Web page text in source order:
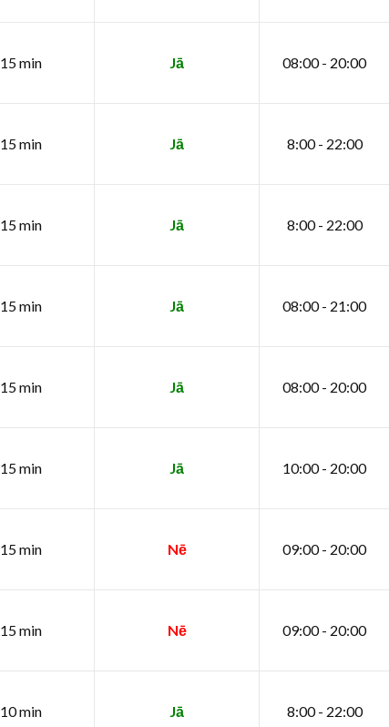
15 min Jā 08:00 - 20:00
15 min Jā 8:00 - 22:00
15 min Jā 8:00 - 22:00
15 min Jā 08:00 - 21:00
15 min Jā 08:00 - 20:00
15 min Jā 10:00 - 20:00
15 min Nē 09:00 - 20:00
15 min Nē 09:00 - 20:00
10 min Jā 8:00 - 22:00